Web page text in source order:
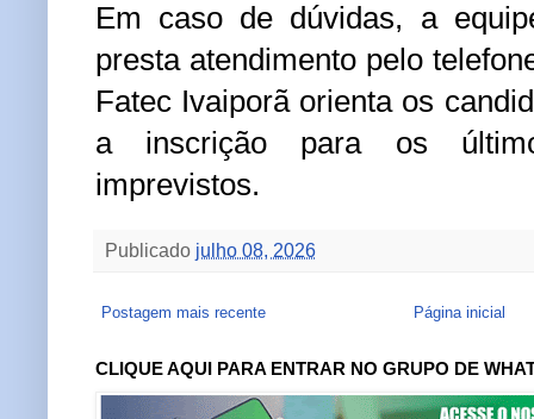
Em caso de dúvidas, a
presta atendimento pelo
Fatec Ivaiporã orienta os
a inscrição para os
imprevistos.
Publicado julho 08, 2026
Postagem mais recente Página inicial
CLIQUE AQUI PARA ENTRAR NO GRUPO DE